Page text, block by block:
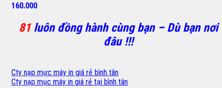
160.000
81luôn đồng hành cùng bạn – Dù bạn nơi
đâu !!!
Cty nạp mực máy in giá rẻ bình tân
Cty nạp mục máy in giá rẻ tại bình tân